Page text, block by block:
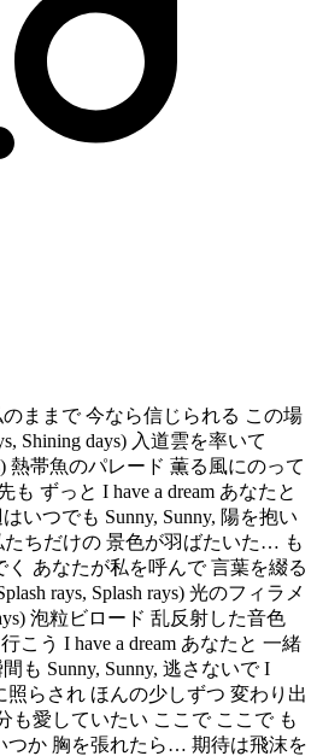
ままで 今なら信じられる この場
Shining days) 入道雲を率いて
熱帯魚のパレード 薫る風にのって
ずっと I have a dream あなたと
いつでも Sunny, Sunny, 陽を抱い
たちだけの 景色が羽ばたいた… も
く あなたが私を呼んで 言葉を綴る
rays, Splash rays) 光のフィラメ
泡粒ビロード 乱反射した音色
こう I have a dream あなたと 一緒
も Sunny, Sunny, 逃さないで I
照らされ ほんの少しずつ 変わり出
も愛していたい ここで ここで も
つか 胸を張れたら… 期待は飛沫を